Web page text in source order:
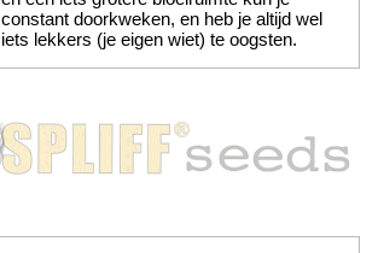
constant doorkweken, en heb je altijd wel
iets lekkers (je eigen wiet) te oogsten.